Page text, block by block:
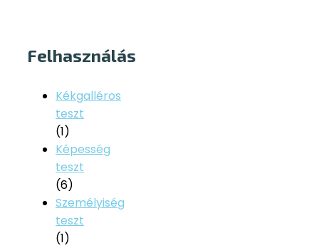
Felhasználás
Kékgalléros
teszt
(1)
Képesség
teszt
(6)
Személyiség
teszt
(1)